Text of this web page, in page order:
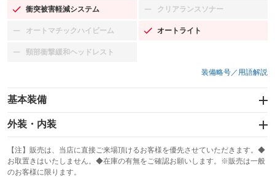
衝突被害軽減システム
：装備あり クリアランスソナー
：装備なし
オートマチックハイビーム
：装備なし オートライト
：装備あり
頸部衝撃緩和ヘッドレスト
：装備なし
装備略号／用語解説
基本装備
エアバッグ：運転席/助手席
：装備あり
：装備なし
サンルーフ
：装備なし ABS
外装・内装
カーナビ
：装備なし
TV
：装備なし
【注】販売は、当店に直接ご来場頂けるお客様を優先させていただきます。◆
お取置きはいたしません。◆在庫の有無をご確認お願いします。※販売は一般
のお客様に限ります。